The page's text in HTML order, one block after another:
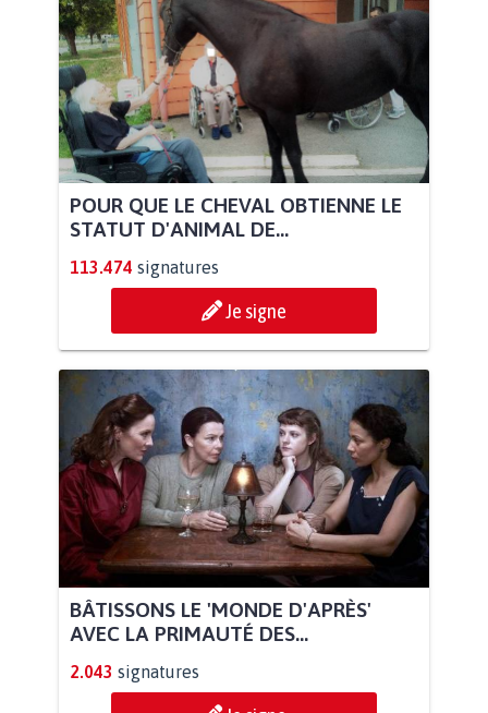
POUR QUE LE CHEVAL OBTIENNE LE
STATUT D'ANIMAL DE...
113.474 signatures
Je signe
BÂTISSONS LE 'MONDE D'APRÈS'
AVEC LA PRIMAUTÉ DES...
2.043 signatures